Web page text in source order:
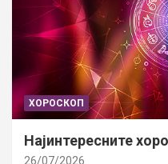
ХОРОСКОП
Најинтересните
26/07/2026